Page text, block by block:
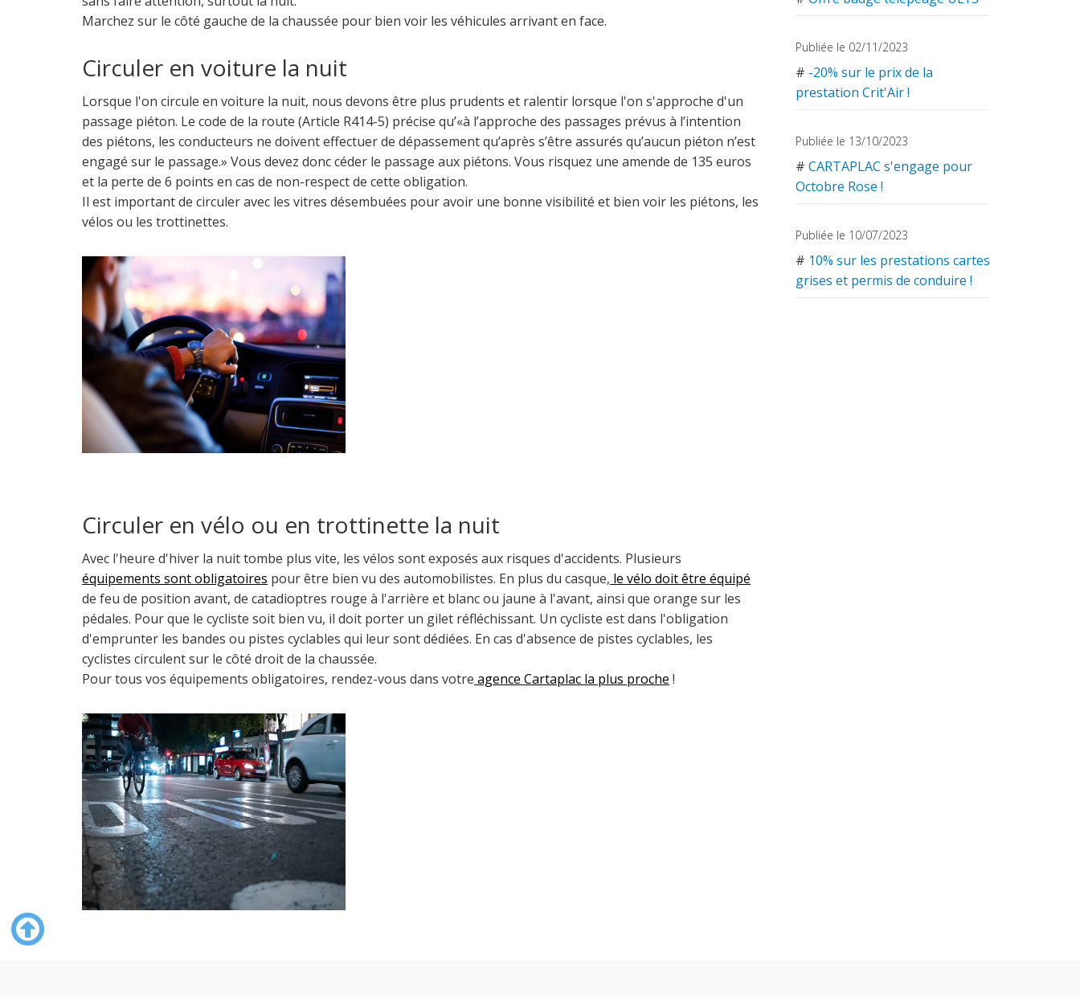
Marchez sur le côté gauche de la chaussée pour bien voir les véhicules arrivant en face.
Circuler en voiture la nuit
Lorsque l'on circule en voiture la nuit, nous devons être plus prudents et ralentir lorsque l'on s'approche d'un
passage piéton. Le code de la route (Article R414-5) précise qu’«à l’approche des passages prévus à l’intention
des piétons, les conducteurs ne doivent effectuer de dépassement qu’après s’être assurés qu’aucun piéton n’est
engagé sur le passage.» Vous devez donc céder le passage aux piétons. Vous risquez une amende de 135 euros
et la perte de 6 points en cas de non-respect de cette obligation.
Il est important de circuler avec les vitres désembuées pour avoir une bonne visibilité et bien voir les piétons, les
vélos ou les trottinettes.
Circuler en vélo ou en trottinette la nuit
Avec l'heure d'hiver la nuit tombe plus vite, les vélos sont exposés aux risques d'accidents. Plusieurs
équipements sont obligatoires pour être bien vu des automobilistes. En plus du casque, le vélo doit être équipé
de feu de position avant, de catadioptres rouge à l'arrière et blanc ou jaune à l'avant, ainsi que orange sur les
pédales. Pour que le cycliste soit bien vu, il doit porter un gilet réfléchissant. Un cycliste est dans l'obligation
d'emprunter les bandes ou pistes cyclables qui leur sont dédiées. En cas d'absence de pistes cyclables, les
cyclistes circulent sur le côté droit de la chaussée.
Pour tous vos équipements obligatoires, rendez-vous dans votre agence Cartaplac la plus proche !
Publiée le 02/11/2023
# -20% sur le prix de la
prestation Crit'Air !
Publiée le 13/10/2023
# CARTAPLAC s'engage pour
Octobre Rose !
Publiée le 10/07/2023
# 10% sur les prestations cartes
grises et permis de conduire !